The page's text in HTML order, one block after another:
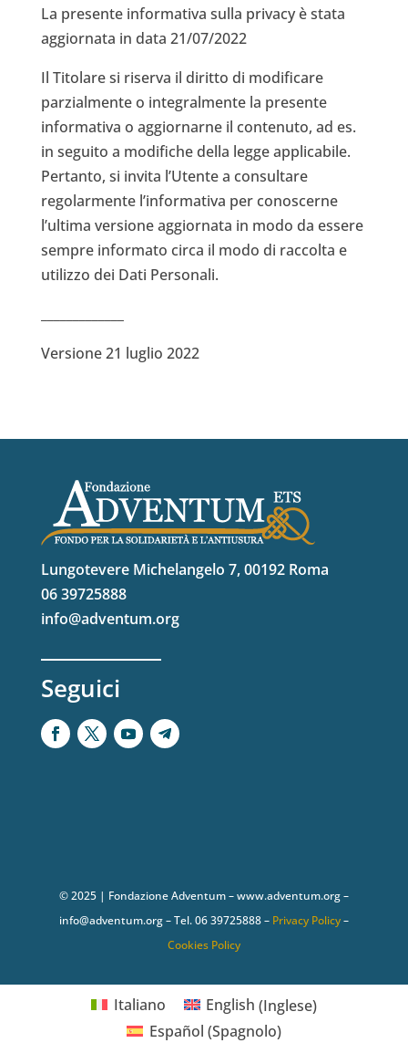
La presente informativa sulla privacy è stata
aggiornata in data 21/07/2022
Il Titolare si riserva il diritto di modificare
parzialmente o integralmente la presente
informativa o aggiornarne il contenuto, ad es.
in seguito a modifiche della legge applicabile.
Pertanto, si invita l’Utente a consultare
regolarmente l’informativa per conoscerne
l’ultima versione aggiornata in modo da essere
sempre informato circa il modo di raccolta e
utilizzo dei Dati Personali.
Versione 21 luglio 2022
Lungotevere Michelangelo 7, 00192 Roma
06 39725888
info@adventum.org
Seguici
© 2025 | Fondazione Adventum – www.adventum.org –
info@adventum.org – Tel. 06 39725888 – Privacy Policy–
Cookies Policy
Italiano English (Inglese)
Español (Spagnolo)